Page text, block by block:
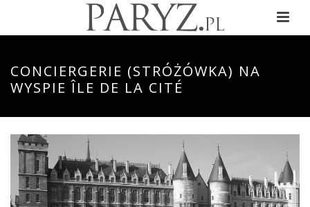
CONCIERGERIE (STRÓŻÓWKA) NA
WYSPIE ÎLE DE LA CITÉ